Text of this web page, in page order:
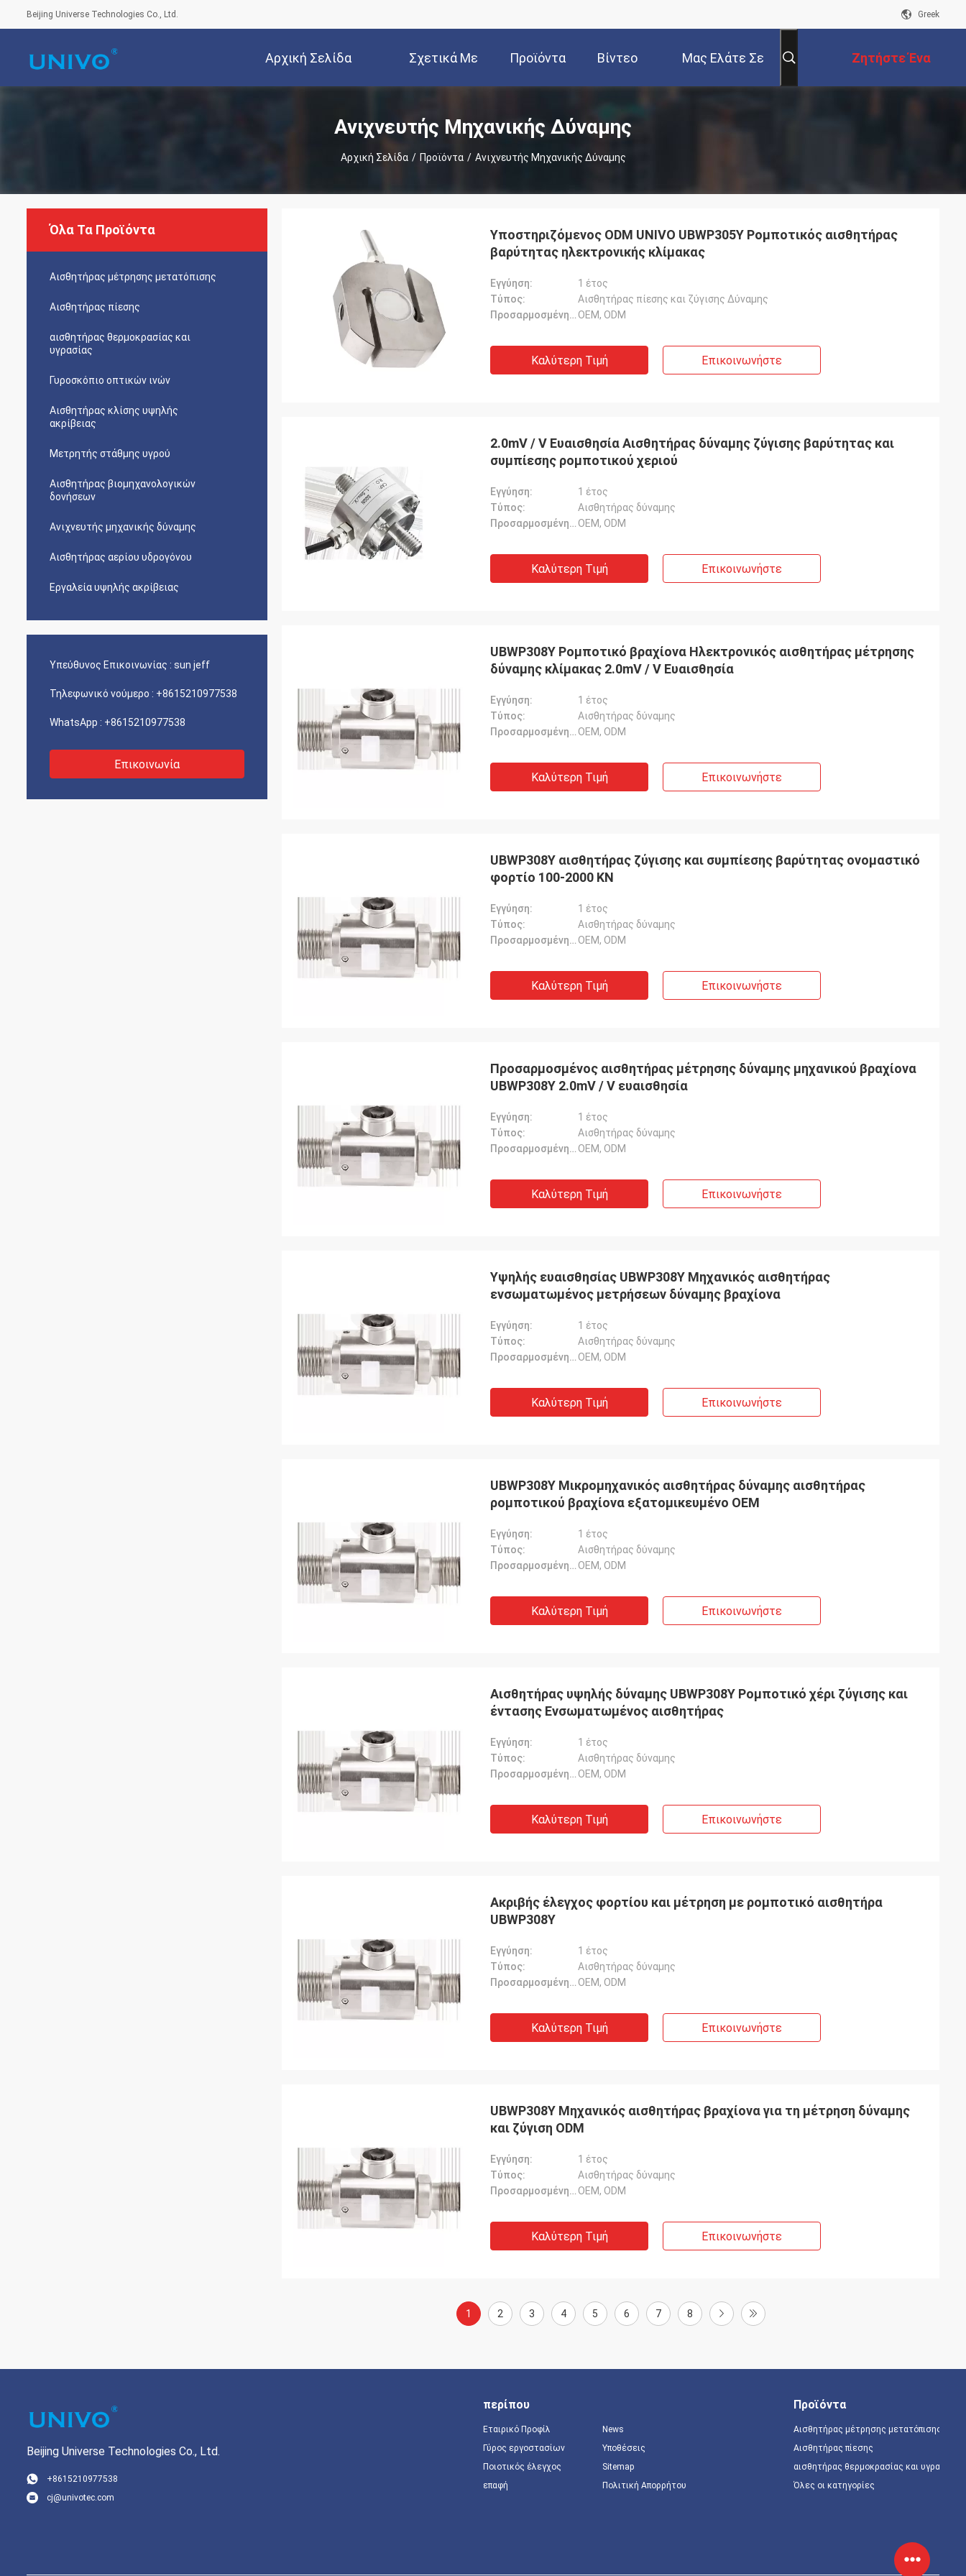
Beijing Universe Technologies Co., Ltd. Greek
Αρχική Σελίδα Σχετικά Με
Εμάς
Προϊόντα Βίντεο Μας Ελάτε Σε Ζητήστε Ένα
Απόσπασμα
Ανιχνευτής Μηχανικής Δύναμης
Αρχική Σελίδα / Προϊόντα / Ανιχνευτής Μηχανικής Δύναμης
Όλα Τα Προϊόντα
Αισθητήρας μέτρησης μετατόπισης
Αισθητήρας πίεσης
αισθητήρας θερμοκρασίας και
υγρασίας
Γυροσκόπιο οπτικών ινών
Αισθητήρας κλίσης υψηλής
ακρίβειας
Μετρητής στάθμης υγρού
Αισθητήρας βιομηχανολογικών
δονήσεων
Ανιχνευτής μηχανικής δύναμης
Αισθητήρας αερίου υδρογόνου
Εργαλεία υψηλής ακρίβειας
Υπεύθυνος Επικοινωνίας : sun jeff
Τηλεφωνικό νούμερο : +8615210977538
WhatsApp : +8615210977538
Επικοινωνία
Υποστηριζόμενος ODM UNIVO UBWP305Y Ρομποτικός αισθητήρας
βαρύτητας ηλεκτρονικής κλίμακας
Εγγύηση:
1 έτος
Τύπος:
Αισθητήρας πίεσης και ζύγισης Δύναμης
Προσαρμοσμένη υποστήριξη: OEM, ODM
Καλύτερη Τιμή Επικοινωνήστε
2.0mV / V Ευαισθησία Αισθητήρας δύναμης ζύγισης βαρύτητας και
συμπίεσης ρομποτικού χεριού
Εγγύηση:
1 έτος
Τύπος:
Αισθητήρας δύναμης
Προσαρμοσμένη υποστήριξη: OEM, ODM
Καλύτερη Τιμή Επικοινωνήστε
UBWP308Y Ρομποτικό βραχίονα Ηλεκτρονικός αισθητήρας μέτρησης
δύναμης κλίμακας 2.0mV / V Ευαισθησία
Εγγύηση:
1 έτος
Τύπος:
Αισθητήρας δύναμης
Προσαρμοσμένη υποστήριξη: OEM, ODM
Καλύτερη Τιμή Επικοινωνήστε
UBWP308Y αισθητήρας ζύγισης και συμπίεσης βαρύτητας ονομαστικό
φορτίο 100-2000 KN
Εγγύηση:
1 έτος
Τύπος:
Αισθητήρας δύναμης
Προσαρμοσμένη υποστήριξη: OEM, ODM
Καλύτερη Τιμή Επικοινωνήστε
Προσαρμοσμένος αισθητήρας μέτρησης δύναμης μηχανικού βραχίονα
UBWP308Y 2.0mV / V ευαισθησία
Εγγύηση:
1 έτος
Τύπος:
Αισθητήρας δύναμης
Προσαρμοσμένη υποστήριξη: OEM, ODM
Καλύτερη Τιμή Επικοινωνήστε
Υψηλής ευαισθησίας UBWP308Y Μηχανικός αισθητήρας
ενσωματωμένος μετρήσεων δύναμης βραχίονα
Εγγύηση:
1 έτος
Τύπος:
Αισθητήρας δύναμης
Προσαρμοσμένη υποστήριξη: OEM, ODM
Καλύτερη Τιμή Επικοινωνήστε
UBWP308Y Μικρομηχανικός αισθητήρας δύναμης αισθητήρας
ρομποτικού βραχίονα εξατομικευμένο OEM
Εγγύηση:
1 έτος
Τύπος:
Αισθητήρας δύναμης
Προσαρμοσμένη υποστήριξη: OEM, ODM
Καλύτερη Τιμή Επικοινωνήστε
Αισθητήρας υψηλής δύναμης UBWP308Y Ρομποτικό χέρι ζύγισης και
έντασης Ενσωματωμένος αισθητήρας
Εγγύηση:
1 έτος
Τύπος:
Αισθητήρας δύναμης
Προσαρμοσμένη υποστήριξη: OEM, ODM
Καλύτερη Τιμή Επικοινωνήστε
Ακριβής έλεγχος φορτίου και μέτρηση με ρομποτικό αισθητήρα
UBWP308Y
Εγγύηση:
1 έτος
Τύπος:
Αισθητήρας δύναμης
Προσαρμοσμένη υποστήριξη: OEM, ODM
Καλύτερη Τιμή Επικοινωνήστε
UBWP308Y Μηχανικός αισθητήρας βραχίονα για τη μέτρηση δύναμης
και ζύγιση ODM
Εγγύηση:
1 έτος
Τύπος:
Αισθητήρας δύναμης
Προσαρμοσμένη υποστήριξη: OEM, ODM
Καλύτερη Τιμή Επικοινωνήστε
1 2 3 4 5 6 7 8
Beijing Universe Technologies Co., Ltd.
+8615210977538
cj@univotec.com
περίπου
Εταιρικό Προφίλ
Γύρος εργοστασίων
Ποιοτικός έλεγχος
επαφή
News
Υποθέσεις
Sitemap
Πολιτική Απορρήτου
Προϊόντα
Αισθητήρας μέτρησης μετατόπισης
Αισθητήρας πίεσης
αισθητήρας θερμοκρασίας και υγρασίας
Όλες οι κατηγορίες